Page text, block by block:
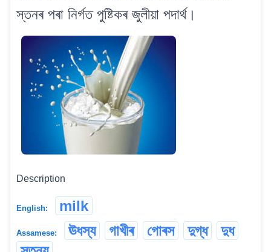
স্তনৰ পৰা নিৰ্গত পুষ্টিকৰ জুলীয়া পদাৰ্থ।
Description
English: milk
Assamese: ঊধস্য গাখীৰ গোৰস দুগ্ধ
দুধ